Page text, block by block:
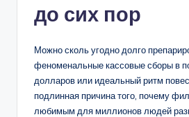
до сих пор
Можно сколь угодно долго
феноменальные кассовые сборы в
долларов или идеальный ритм
подлинная причина того, почему
любимым для миллионов людей